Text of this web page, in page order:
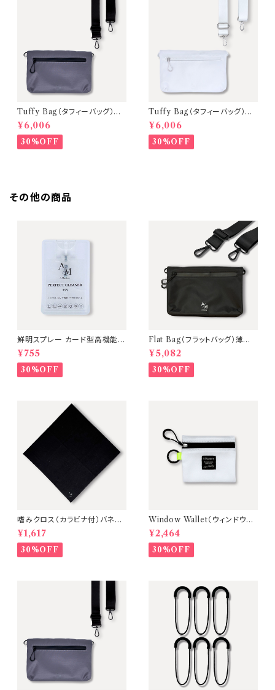
Tuffy Bag（タフィーバッグ）ミ
ニショルダーバッグ【D.Gray（金
具：Black ／ ストラップ：Blac
k）】 〈A Mastery Tripシリー
ズ〉
¥6,006
30%OFF
Tuffy Bag（タフィーバッグ）ミ
ニショルダーバッグ【Milky Whi
te（金具：Silver ／ ストラップ：
Milky White）】
¥6,006
30%OFF
その他の商品
鮮明スプレー カード型高機能メ
ガネ画面クリーナー【超純水使
用】A Mastery
¥755
30%OFF
Flat Bag（フラットバッグ）薄型ミ
ニショルダーバッグ【本体：Blac
k 金具：Black】
¥5,082
30%OFF
嗜みクロス（カラビナ付）バネく
ち巾着収納型クリーニングクロ
ス【カラー：Black/White】A M
astery
¥1,617
30%OFF
Window Wallet（ウィンドウウ
ォレット）3ルーム極薄ミニ財布・
キーケース【カラー：White/タブ
カラー：Yellow】
¥2,464
30%OFF